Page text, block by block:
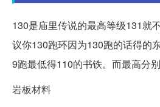
130是庙里传说的最高等级131就
议你130跑环因为130跑的话得的
9跑最低得110的书铁。而最高分别
岩板材料